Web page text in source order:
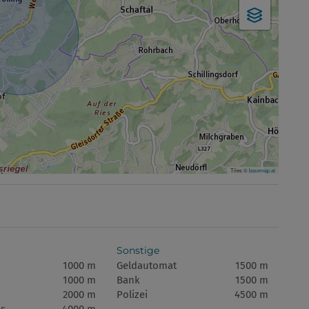
Tiles ©basemap.at
1000 m
1000 m
2000 m
Sonstige
Geldautomat
1500 m
Bank
1500 m
Polizei
4500 m